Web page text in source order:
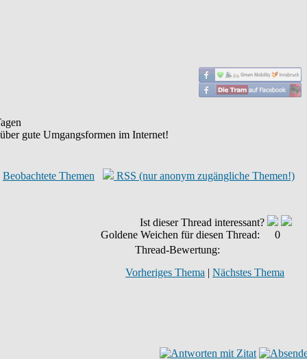
gute Umgangsformen im Internet!
Beobachtete Themen RSS (nur anonym zugängliche Themen!)
Ist dieser Thread interessant?
Goldene Weichen für diesen Thread:
0
Thread-Bewertung:
Vorheriges Thema | Nächstes Thema